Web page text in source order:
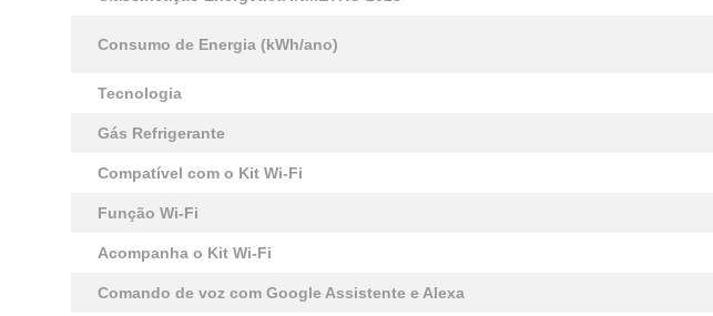
Consumo de Energia (kWh/ano)
Tecnologia
Gás Refrigerante
Compatível com o Kit Wi-Fi
Função Wi-Fi
Acompanha o Kit Wi-Fi
Comando de voz com Google Assistente e Alexa